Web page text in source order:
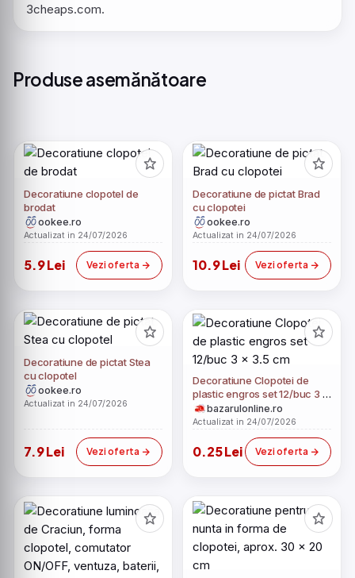
3cheaps.com.
Produse asemănătoare
Decoratiune clopotel de
brodat
ookee.ro
Actualizat in 24/07/2026
5.9 Lei Vezi oferta
Decoratiune de pictat Brad
cu clopotei
ookee.ro
Actualizat in 24/07/2026
10.9 Lei Vezi oferta
Decoratiune de pictat Stea
cu clopotel
ookee.ro
Actualizat in 24/07/2026
7.9 Lei Vezi oferta
Decoratiune Clopotei de
plastic engros set 12/buc 3 x
3.5 cm
bazarulonline.ro
Actualizat in 24/07/2026
0.25 Lei Vezi oferta